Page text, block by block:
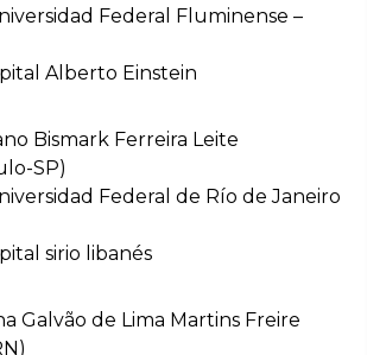
Federal Fluminense –
Alberto Einstein
Bismark Ferreira Leite
SP)
Federal de Río de Janeiro
sirio libanés
Galvão de Lima Martins Freire